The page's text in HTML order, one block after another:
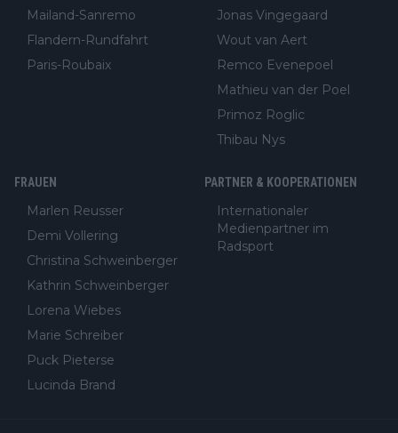
Mailand-Sanremo
Flandern-Rundfahrt
Paris-Roubaix
Jonas Vingegaard
Wout van Aert
Remco Evenepoel
Mathieu van der Poel
Primoz Roglic
Thibau Nys
FRAUEN
Marlen Reusser
Demi Vollering
Christina Schweinberger
Kathrin Schweinberger
Lorena Wiebes
Marie Schreiber
Puck Pieterse
Lucinda Brand
PARTNER & KOOPERATIONEN
Internationaler
Medienpartner im
Radsport